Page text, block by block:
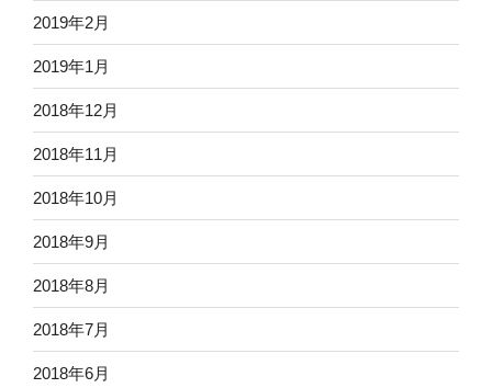
2019年2月
2019年1月
2018年12月
2018年11月
2018年10月
2018年9月
2018年8月
2018年7月
2018年6月